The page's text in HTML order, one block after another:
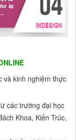
và kinh nghiệm thực
các trường đại học
Khoa, Kiến Trúc,